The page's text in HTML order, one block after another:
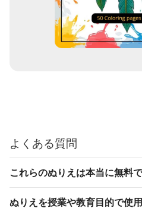
よくある質問
これらのぬりえは本当に無料
ぬりえを授業や教育目的で使